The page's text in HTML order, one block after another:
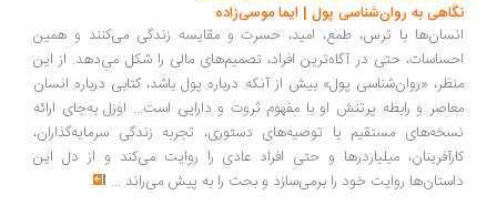
نگاهی به روان‌شناسی پول | ایما موسی‌زاده
انسان‌ها با ترس، طمع، امید، حسرت و مقایسه زندگی می‌کنند و همین
احساسات، حتی در آگاه‌ترین افراد، تصمیم‌های مالی را شکل می‌دهد. از این
منظر، «روان‌شناسی پول» بیش از آنکه درباره پول باشد، کتابی درباره انسان
معاصر و رابطه پرتنش او با مفهوم ثروت و دارایی است... اوزل به‌جای ارائه
نسخه‌های مستقیم یا توصیه‌های دستوری، تجربه زندگی سرمایه‌گذاران،
کارآفرینان، میلیاردرها و حتی افراد عادی را روایت می‌کند و از دل این
داستان‌ها روایت خود را برمی‌سازد و بحث را به پیش می‌راند ...